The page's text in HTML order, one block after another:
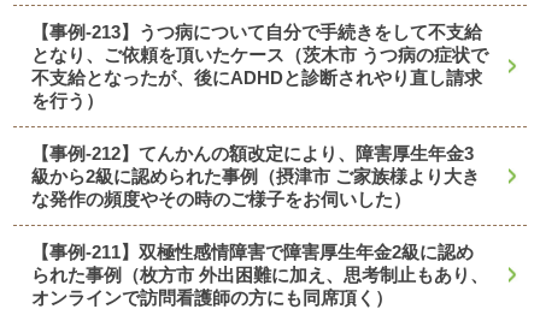
【事例-213】うつ病について自分で手続きをして不支給
となり、ご依頼を頂いたケース（茨木市 うつ病の症状で
不支給となったが、後にADHDと診断されやり直し請求
を行う）
【事例-212】てんかんの額改定により、障害厚生年金3
級から2級に認められた事例（摂津市 ご家族様より大き
な発作の頻度やその時のご様子をお伺いした）
【事例-211】双極性感情障害で障害厚生年金2級に認め
られた事例（枚方市 外出困難に加え、思考制止もあり、
オンラインで訪問看護師の方にも同席頂く）